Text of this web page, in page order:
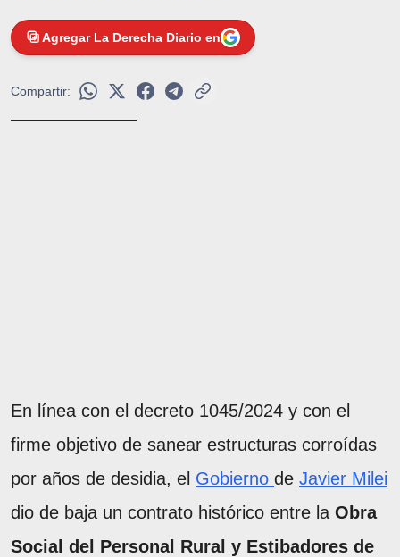
Agregar La Derecha Diario en
Compartir:
En línea con el decreto 1045/2024 y con el
firme objetivo de sanear estructuras corroídas
por años de desidia, el Gobierno de Javier Milei
dio de baja un contrato histórico entre la Obra
Social del Personal Rural y Estibadores de